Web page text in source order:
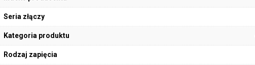
Seria złączy
Kategoria produktu
Rodzaj zapięcia